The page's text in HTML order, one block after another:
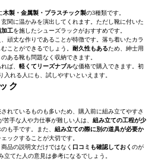
木製・金属製・プラスチック製の3種類です。
関に温かみを演出してくれます。ただし靴に付いた
加工を施したシューズラックがおすすめです。
、頑丈な作りであることが特徴です。落ち着いたカラ
ことができるでしょう。 耐久性もあるため、紳士用
ある靴も問題なく収納できます。
ば、 軽くてリーズナブルな価格で購入できます。初
入れる人にも、試しやすいといえます。
ク
れているものも多いため、購入前に組み立てやすさ
手な人や力仕事が難しい人は、 組み立ての工程が少
も手です。また、 組み立ての際に別の道具が必要か
ックすることが大切です。
品の説明文だけではなく 口コミも確認しておく のが
立てた人の意見は参考になるでしょう。